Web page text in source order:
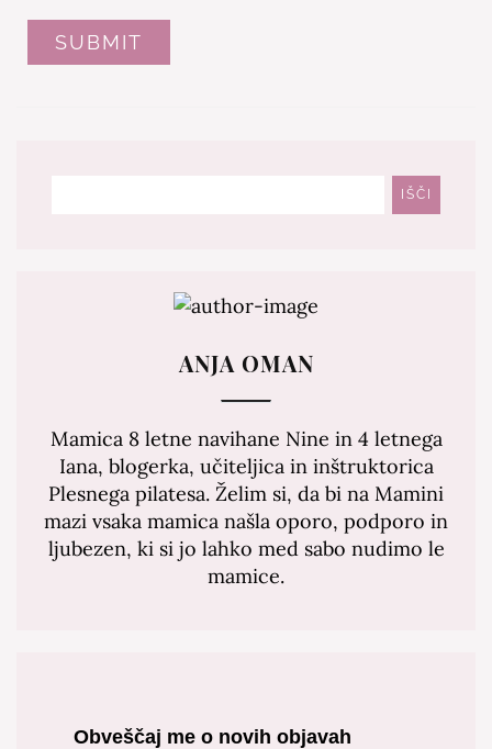
IŠČI
ANJA OMAN
Mamica 8 letne navihane Nine in 4 letnega
Iana, blogerka, učiteljica in inštruktorica
Plesnega pilatesa. Želim si, da bi na Mamini
mazi vsaka mamica našla oporo, podporo in
ljubezen, ki si jo lahko med sabo nudimo le
mamice.
Obveščaj me o novih objavah